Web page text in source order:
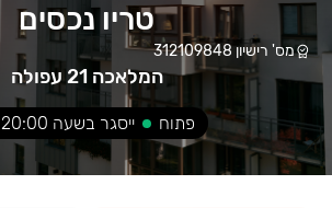
טריו נכסים
מס' רישיון312109848
המלאכה 21 עפולה
פתוח ייסגר בשעה 20:00